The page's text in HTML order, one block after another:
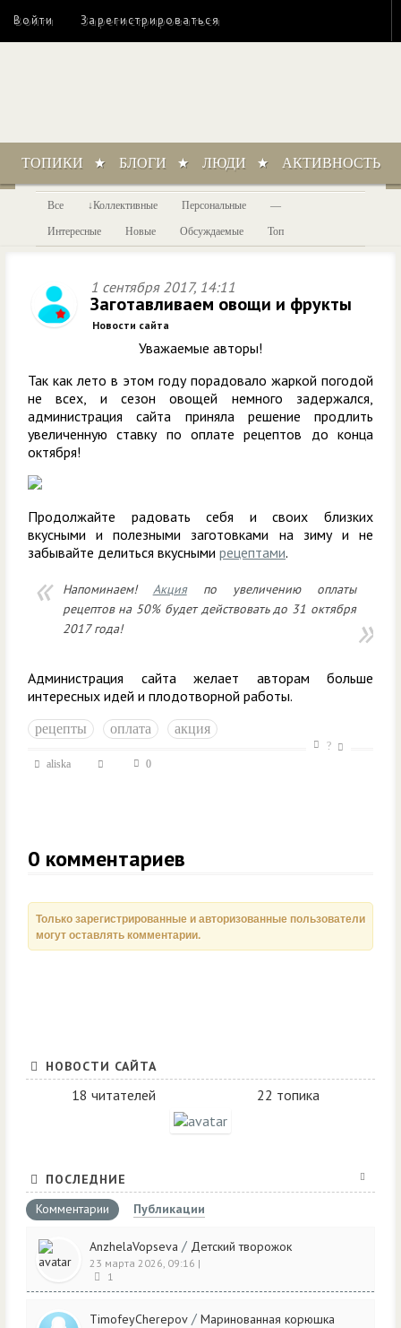
Войти Зарегистрироваться
ТОПИКИ БЛОГИ ЛЮДИ АКТИВНОСТЬ
Все Коллективные Персональные —
Интересные Новые Обсуждаемые Топ
1 сентября 2017, 14:11
Заготавливаем овощи и фрукты
Новости сайта
Уважаемые авторы!
Так как лето в этом году порадовало жаркой погодой
не всех, и сезон овощей немного задержался,
администрация сайта приняла решение продлить
увеличенную ставку по оплате рецептов до конца
октября!
Продолжайте радовать себя и своих близких
вкусными и полезными заготовками на зиму и не
забывайте делиться вкусными рецептами.
Напоминаем! Акцияпо увеличению оплаты
рецептов на 50% будет действовать до 31 октября
2017 года!
Администрация сайта желает авторам больше
интересных идей и плодотворной работы.
рецепты оплата акция
aliska 0
?
0 комментариев
Только зарегистрированные и авторизованные пользователи
могут оставлять комментарии.
НОВОСТИ САЙТА
18 читателей 22 топика
ПОСЛЕДНИЕ
Комментарии
Публикации
AnzhelaVopseva / Детский творожок
23 марта 2026, 09:16 |
1
TimofeyCherepov / Маринованная корюшка